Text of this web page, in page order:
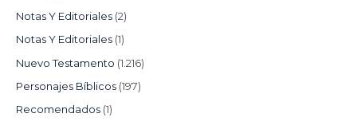
Notas Y Editoriales (2)
Notas Y Editoriales (1)
Nuevo Testamento (1.216)
Personajes Bíblicos (197)
Recomendados (1)